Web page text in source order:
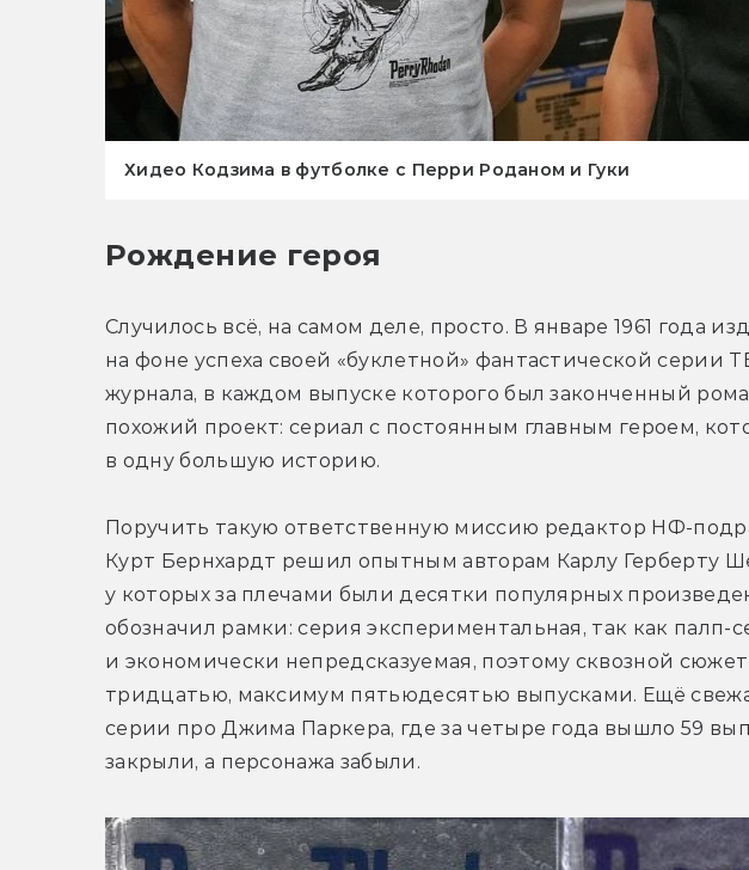
Хидео Кодзима в футболке с Перри Роданом и Гуки
Рождение героя
Случилось всё, на самом деле, просто. В январе 1961 года
на фоне успеха своей «буклетной» фантастической серии
журнала, в каждом выпуске которого был законченный
похожий проект: сериал с постоянным главным героем,
в одну большую историю.
Поручить такую ответственную миссию редактор НФ-
Курт Бернхардт решил опытным авторам Карлу Герберту
у которых за плечами были десятки популярных
обозначил рамки: серия экспериментальная, так как палп-
и экономически непредсказуемая, поэтому сквозной
тридцатью, максимум пятьюдесятью выпусками. Ещё
серии про Джима Паркера, где за четыре года вышло 59
закрыли, а персонажа забыли.